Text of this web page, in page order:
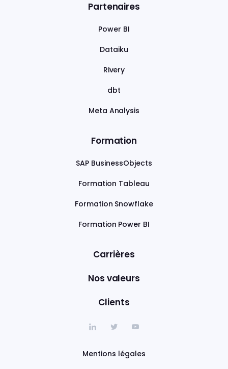
Partenaires
Power BI
Dataiku
Rivery
dbt
Meta Analysis
Formation
SAP BusinessObjects
Formation Tableau
Formation Snowflake
Formation Power BI
Carrières
Nos valeurs
Clients
Mentions légales